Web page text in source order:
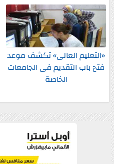
«التعليم العالى» تكشف موعد
فتح باب التقديم فى الجامعات
الخاصة